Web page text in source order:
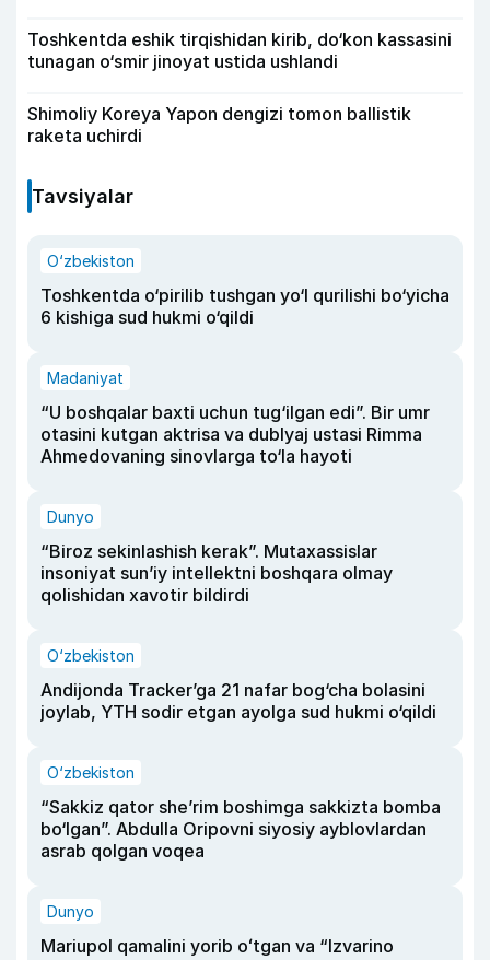
Toshkentda eshik tirqishidan kirib, do‘kon kassasini
tunagan o‘smir jinoyat ustida ushlandi
Shimoliy Koreya Yapon dengizi tomon ballistik
raketa uchirdi
Tavsiyalar
O‘zbekiston
Toshkentda o‘pirilib tushgan yo‘l qurilishi bo‘yicha
6 kishiga sud hukmi o‘qildi
Madaniyat
“U boshqalar baxti uchun tug‘ilgan edi”. Bir umr
otasini kutgan aktrisa va dublyaj ustasi Rimma
Ahmedovaning sinovlarga to‘la hayoti
Dunyo
“Biroz sekinlashish kerak”. Mutaxassislar
insoniyat sun’iy intellektni boshqara olmay
qolishidan xavotir bildirdi
O‘zbekiston
Andijonda Tracker’ga 21 nafar bog‘cha bolasini
joylab, YTH sodir etgan ayolga sud hukmi o‘qildi
O‘zbekiston
“Sakkiz qator she’rim boshimga sakkizta bomba
bo‘lgan”. Abdulla Oripovni siyosiy ayblovlardan
asrab qolgan voqea
Dunyo
Mariupol qamalini yorib oʻtgan va “Izvarino